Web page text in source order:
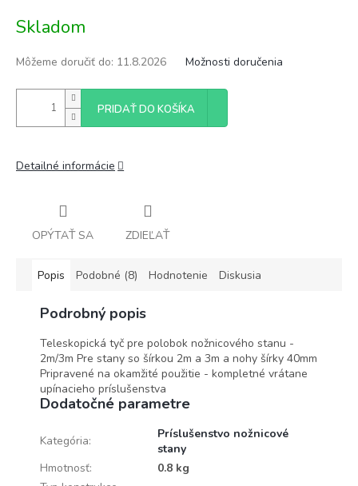
cena:
Skladom
Môžeme doručiť do: 11.8.2026 Možnosti doručenia
PRIDAŤ DO KOŠÍKA
Detailné informácie
OPÝTAŤ SA ZDIEĽAŤ
Popis Podobné (8) Hodnotenie Diskusia
Podrobný popis
Teleskopická tyč pre polobok nožnicového stanu -
2m/3m Pre stany so šírkou 2m a 3m a nohy šírky 40mm
Pripravené na okamžité použitie - kompletné vrátane
upínacieho príslušenstva
Dodatočné parametre
Kategória:
Príslušenstvo nožnicové
stany
Hmotnosť:
0.8 kg